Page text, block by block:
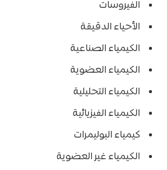
الفيروسات
الأحياء الدقيقة
الكيمياء الصناعية
الكيمياء العضوية
الكيمياء التحليلية
الكيمياء الفيزيائية
كيمياء البوليمرات
الكيمياء غير العضوية